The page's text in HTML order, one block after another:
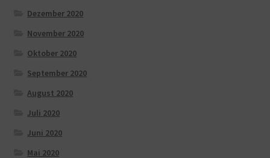
Dezember 2020
November 2020
Oktober 2020
September 2020
August 2020
Juli 2020
Juni 2020
Mai 2020